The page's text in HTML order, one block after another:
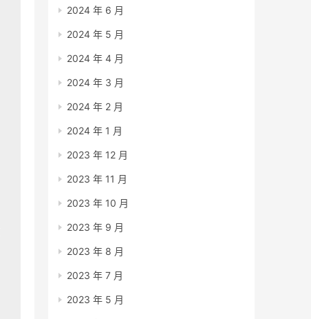
2024 年 6 月
2024 年 5 月
2024 年 4 月
2024 年 3 月
2024 年 2 月
2024 年 1 月
2023 年 12 月
2023 年 11 月
2023 年 10 月
2023 年 9 月
2023 年 8 月
2023 年 7 月
2023 年 5 月